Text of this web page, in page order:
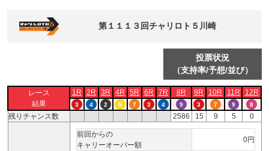
第１１１３回チャリロト５川崎
投票状況
（支持率/予想/並び）
レース
結果
1R 2R 3R 4R 5R 6R 7R 8R 9R 10R 11R 12R
3 4 2 5 7 3 4 9 3 7 9 8
残りチャンス数 2586 15 9 5 0
前回からの
キャリーオーバー額
0円